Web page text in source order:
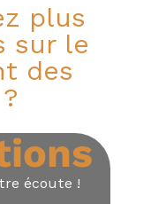
plus
sur le
des
écoute !